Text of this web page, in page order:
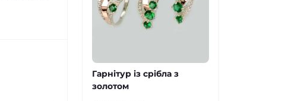
Гарнітур із срібла з
золотом